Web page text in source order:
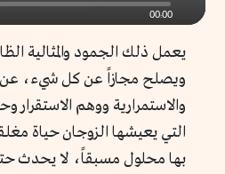
00:00
يعمل ذلك الجمود والمثالية
ويصلح مجازاً عن كل شيء، عن
والاستمرارية ووهم الاستقرار
التي يعيشها الزوجان حياة
بها محلول مسبقاً، لا يحدث